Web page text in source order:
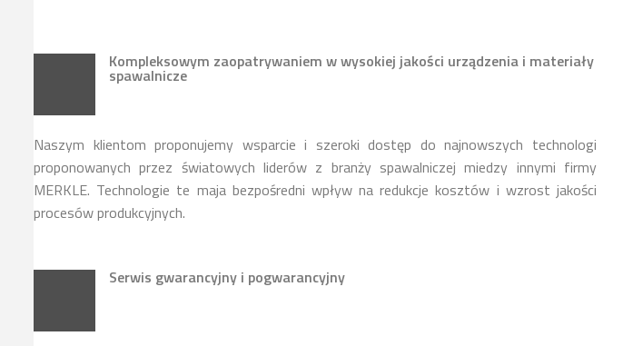
Kompleksowym zaopatrywaniem w wysokiej jakości urządzenia i materiały
spawalnicze
Naszym klientom proponujemy wsparcie i szeroki dostęp do najnowszych technologi
proponowanych przez światowych liderów z branży spawalniczej miedzy innymi firmy
MERKLE. Technologie te maja bezpośredni wpływ na redukcje kosztów i wzrost jakości
procesów produkcyjnych.
Serwis gwarancyjny i pogwarancyjny